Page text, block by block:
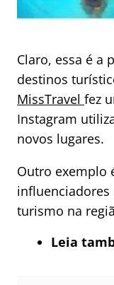
Claro, essa é a
destinos
MissTravel fez
Instagram
novos lugares.
Outro exemplo
influenciadores
turismo na
Leia